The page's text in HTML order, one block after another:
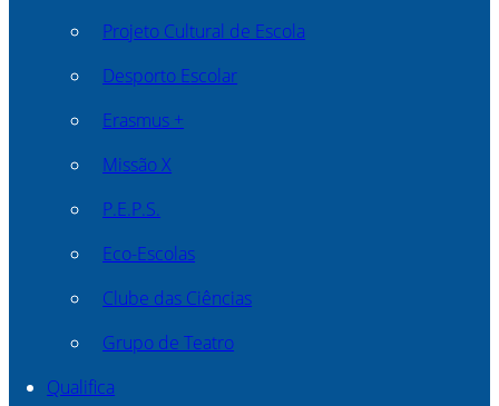
Projeto Cultural de Escola
Desporto Escolar
Erasmus +
Missão X
P.E.P.S.
Eco-Escolas
Clube das Ciências
Grupo de Teatro
Qualifica